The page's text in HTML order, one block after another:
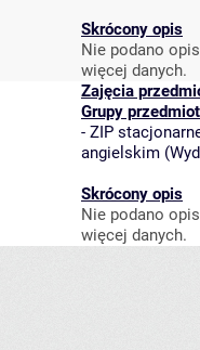
Skrócony opis
Nie podano
więcej danych.
Zajęcia
Grupy
- ZIP
angielskim (
Skrócony opis
Nie podano
więcej danych.